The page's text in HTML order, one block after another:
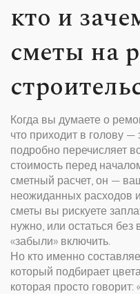
кто и
сметы на
Когда вы думаете о
что приходит в голову —
подробно перечисляет
стоимость перед
сметный расчет, он —
неожиданных расходов
сметы вы рискуете
нужно, или остаться
«забыли» включить.
Но кто именно
который подбирает
которая просто